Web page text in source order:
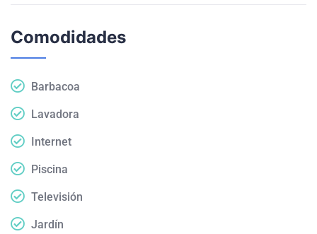
Comodidades
Barbacoa
Lavadora
Internet
Piscina
Televisión
Jardín